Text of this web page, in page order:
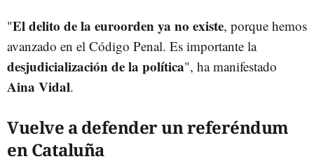
"El delito de la euroorden ya no existe, porque hemos
avanzado en el Código Penal. Es importante la
desjudicialización de la política", ha manifestado
Aina Vidal.
Vuelve a defender un referéndum
en Cataluña